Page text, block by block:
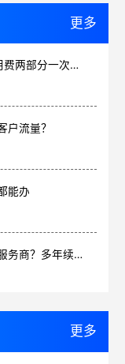
更多
申请400电话需要多少钱？开通费+使用费两部分一次讲清
户流量？
能办
400电话新开和续费为什么要在同一家服务商？多年续费更划算
更多